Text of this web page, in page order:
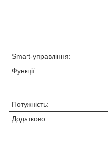
Smart-управління:
Функції:
Потужність:
Додатково: